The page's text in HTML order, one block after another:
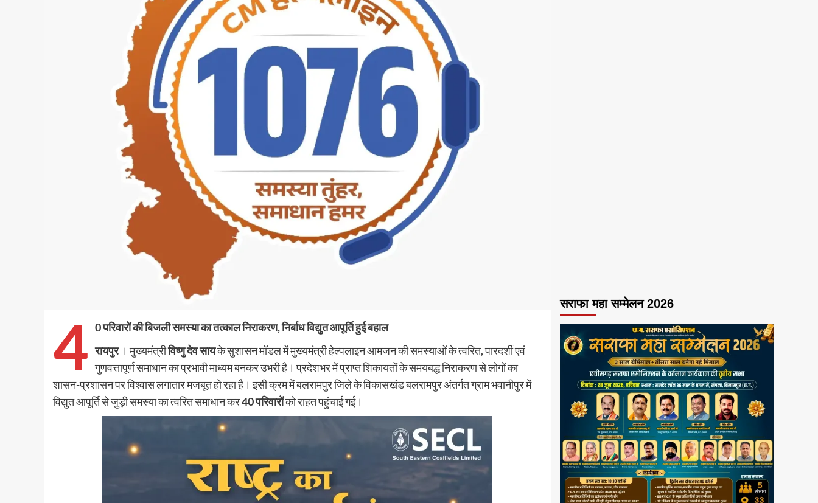
4 0 परिवारों की बिजली समस्या का तत्काल निराकरण, निर्बाध विद्युत आपूर्ति हुई बहाल
रायपुर। मुख्यमंत्रीविष्णु देव सायके सुशासन मॉडल में मुख्यमंत्री हेल्पलाइन आमजन की समस्याओं के त्वरित, पारदर्शी एवं
गुणवत्तापूर्ण समाधान का प्रभावी माध्यम बनकर उभरी है। प्रदेशभर में प्राप्त शिकायतों के समयबद्ध निराकरण से लोगों का
शासन-प्रशासन पर विश्वास लगातार मजबूत हो रहा है। इसी क्रम में बलरामपुर जिले के विकासखंड बलरामपुर अंतर्गत ग्राम भवानीपुर में
विद्युत आपूर्ति से जुड़ी समस्या का त्वरित समाधान कर40 परिवारोंको राहत पहुंचाई गई।
सराफा महा सम्मेलन 2026